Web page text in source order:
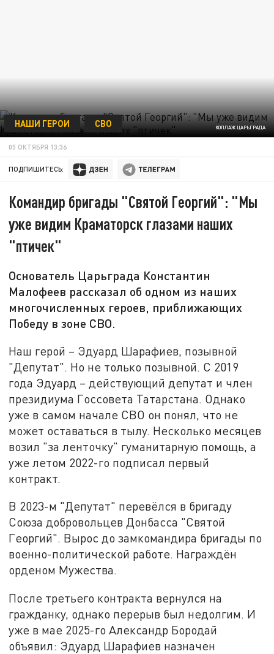
КОЛЛАЖ ЦАРЬГРАДА
НАШИ ГЕРОИ СВО
05 ОКТЯБРЯ 13:36
ПОДПИШИТЕСЬ:
Командир бригады "Святой Георгий": "Мы
уже видим Краматорск глазами наших
"птичек"
Основатель Царьграда Константин
Малофеев рассказал об одном из наших
многочисленных героев, приближающих
Победу в зоне СВО.
Наш герой – Эдуард Шарафиев, позывной
"Депутат". Но не только позывной. С 2019
года Эдуард – действующий депутат и член
президиума Госсовета Татарстана. Однако
уже в самом начале СВО он понял, что не
может оставаться в тылу. Несколько месяцев
возил "за ленточку" гуманитарную помощь, а
уже летом 2022-го подписал первый
контракт.
В 2023-м "Депутат" перевёлся в бригаду
Союза добровольцев Донбасса "Святой
Георгий". Вырос до замкомандира бригады по
военно-политической работе. Награждён
орденом Мужества.
После третьего контракта вернулся на
гражданку, однако перерыв был недолгим. И
уже в мае 2025-го Александр Бородай
объявил: Эдуард Шарафиев назначен